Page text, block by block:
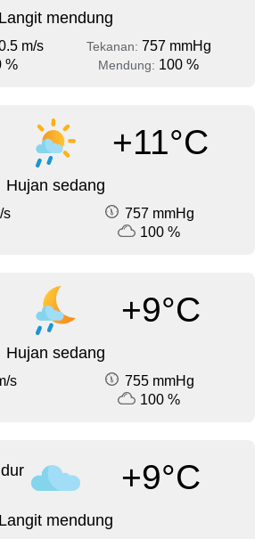
Langit mendung
m/s Tekanan: 757 mmHg
% Mendung: 100 %
+11°C
Hujan sedang
s
757 mmHg
100 %
+9°C
Hujan sedang
s
755 mmHg
100 %
+9°C
Langit mendung